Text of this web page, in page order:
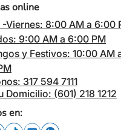
online
-Viernes: 8:00 AM a 6:00
9:00 AM a 6:00 PM
y Festivos: 10:00 AM
317 594 7111
Domicilio: (601) 218 1212
en: